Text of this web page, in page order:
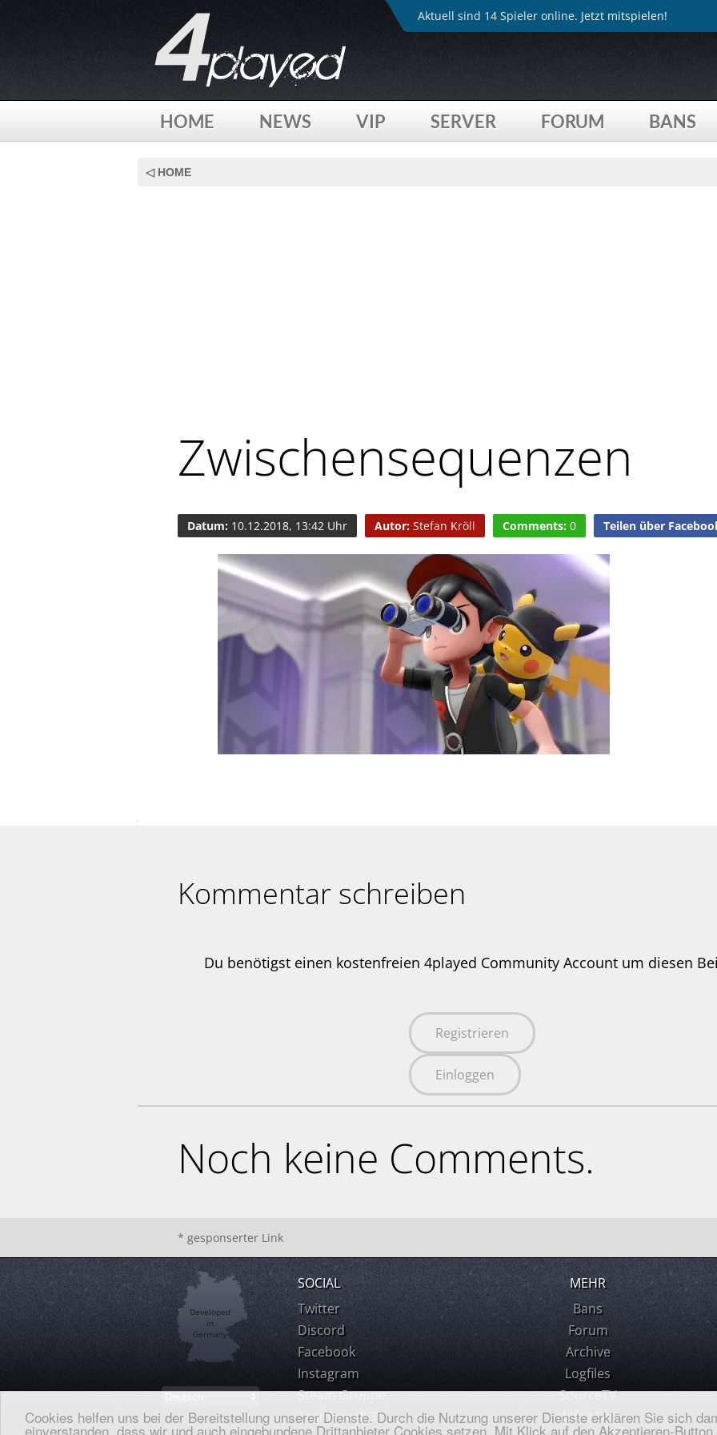
Cookies helfen uns bei der Bereitstellung unserer Dienste. Durch die Nutzung unserer Dienste erklären Sie sich
einverstanden, dass wir und auch eingebundene Drittanbieter Cookies setzen. Mit Klick auf den Akzeptieren-
Aktuell sind 14 Spieler online. Jetzt mitspielen!
HOME NEWS VIP SERVER FORUM BANS
◁ HOME
Zwischensequenzen
Datum: 10.12.2018, 13:42 Uhr Autor: Stefan Kröll Comments: 0 Teilen über
Kommentar schreiben
Du benötigst einen kostenfreien 4played Community Account um diesen
Registrieren
Einloggen
Noch keine Comments.
* gesponserter Link
Developed
in
Germany
SOCIAL
Twitter
Discord
Facebook
Instagram
Steam Gruppe
Teamspeak 3
MEHR
Bans
Forum
Archive
Logfiles
SourceTV
Hilfe / FAQ